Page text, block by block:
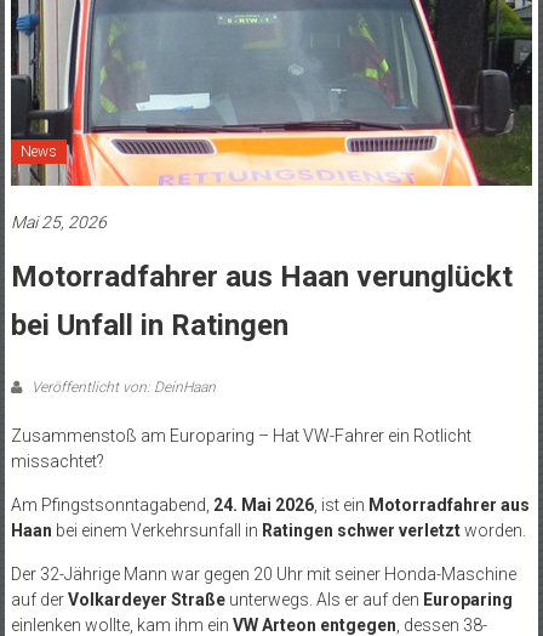
News
Mai 25, 2026
Motorradfahrer aus Haan verunglückt
bei Unfall in Ratingen
Veröffentlicht von: DeinHaan
Zusammenstoß am Europaring – Hat VW-Fahrer ein Rotlicht
missachtet?
Am Pfingstsonntagabend, 24. Mai 2026, ist ein Motorradfahrer aus
Haan bei einem Verkehrsunfall in Ratingen schwer verletztworden.
Der 32-Jährige Mann war gegen 20 Uhr mit seiner Honda-Maschine
auf derVolkardeyer Straßeunterwegs. Als er auf den Europaring
einlenken wollte, kam ihm ein VW Arteon entgegen , dessen 38-